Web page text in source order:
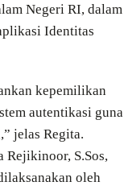
Negeri RI, dalam
Identitas
kepemilikan
autentikasi guna
jelas Regita.
Rejikinoor, S.Sos,
oleh